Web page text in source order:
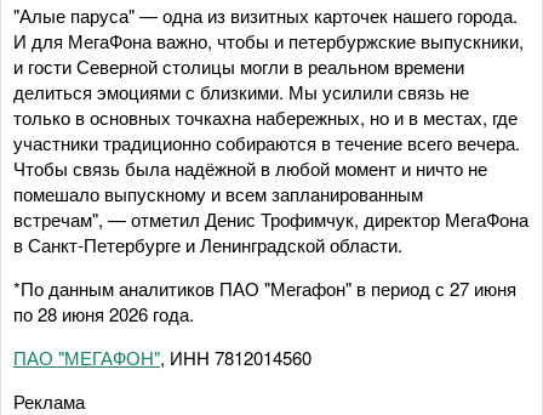
"Алые паруса" — одна из визитных карточек нашего города.
И для МегаФона важно, чтобы и петербуржские выпускники,
и гости Северной столицы могли в реальном времени
делиться эмоциями с близкими. Мы усилили связь не
только в основных точкахна набережных, но и в местах, где
участники традиционно собираются в течение всего вечера.
Чтобы связь была надёжной в любой момент и ничто не
помешало выпускному и всем запланированным
встречам", — отметил Денис Трофимчук, директор МегаФона
в Санкт-Петербурге и Ленинградской области.
*По данным аналитиков ПАО "Мегафон" в период с 27 июня
по 28 июня 2026 года.
ПАО "МЕГАФОН", ИНН 7812014560
Реклама